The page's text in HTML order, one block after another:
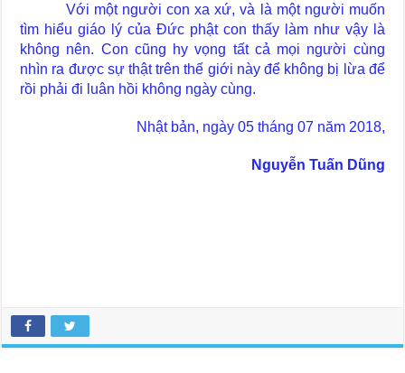
Với một người con xa xứ, và là một người muốn
tìm hiểu giáo lý của Đức phật con thấy làm như vậy là
không nên. Con cũng hy vọng tất cả mọi người cùng
nhìn ra được sự thật trên thế giới này để không bị lừa để
rồi phải đi luân hồi không ngày cùng.
Nhật bản, ngày 05 tháng 07 năm 2018,
Nguyễn Tuấn Dũng